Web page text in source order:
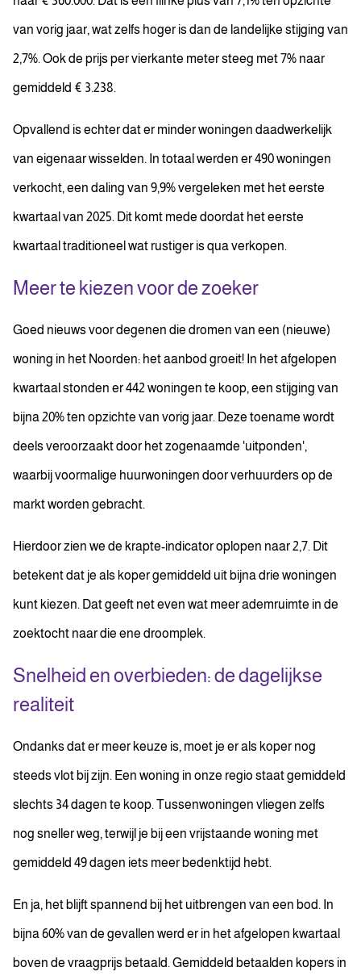
van vorig jaar, wat zelfs hoger is dan de landelijke stijging van
2,7%. Ook de prijs per vierkante meter steeg met 7% naar
gemiddeld € 3.238.
Opvallend is echter dat er minder woningen daadwerkelijk
van eigenaar wisselden. In totaal werden er 490 woningen
verkocht, een daling van 9,9% vergeleken met het eerste
kwartaal van 2025. Dit komt mede doordat het eerste
kwartaal traditioneel wat rustiger is qua verkopen.
Meer te kiezen voor de zoeker
Goed nieuws voor degenen die dromen van een (nieuwe)
woning in het Noorden: het aanbod groeit! In het afgelopen
kwartaal stonden er 442 woningen te koop, een stijging van
bijna 20% ten opzichte van vorig jaar. Deze toename wordt
deels veroorzaakt door het zogenaamde 'uitponden',
waarbij voormalige huurwoningen door verhuurders op de
markt worden gebracht.
Hierdoor zien we de krapte-indicator oplopen naar 2,7. Dit
betekent dat je als koper gemiddeld uit bijna drie woningen
kunt kiezen. Dat geeft net even wat meer ademruimte in de
zoektocht naar die ene droomplek.
Snelheid en overbieden: de dagelijkse
realiteit
Ondanks dat er meer keuze is, moet je er als koper nog
steeds vlot bij zijn. Een woning in onze regio staat gemiddeld
slechts 34 dagen te koop. Tussenwoningen vliegen zelfs
nog sneller weg, terwijl je bij een vrijstaande woning met
gemiddeld 49 dagen iets meer bedenktijd hebt.
En ja, het blijft spannend bij het uitbrengen van een bod. In
bijna 60% van de gevallen werd er in het afgelopen kwartaal
boven de vraagprijs betaald. Gemiddeld betaalden kopers in